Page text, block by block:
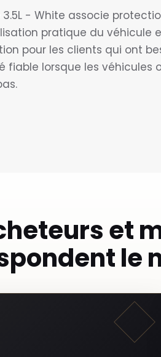
- White associe
pratique du véhicule
pour les clients qui ont
fiable lorsque les véhicules
et
le